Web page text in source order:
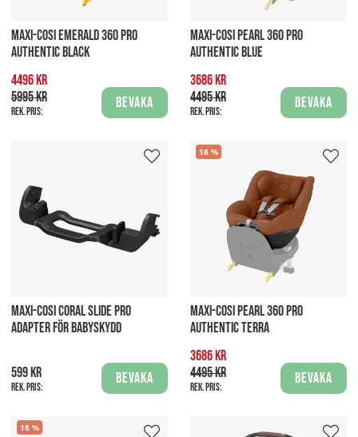
MAXI-COSI EMERALD 360 PRO
AUTHENTIC BLACK
4496 kr
5995 kr
Rek. pris:
Bevaka
MAXI-COSI PEARL 360 PRO
AUTHENTIC BLUE
3686 kr
4495 kr
Rek. pris:
Bevaka
MAXI-COSI CORAL SLIDE PRO
ADAPTER FÖR BABYSKYDD
599 kr
Rek. pris:
Bevaka
18
MAXI-COSI PEARL 360 PRO
AUTHENTIC TERRA
3686 kr
4495 kr
Rek. pris:
Bevaka
18